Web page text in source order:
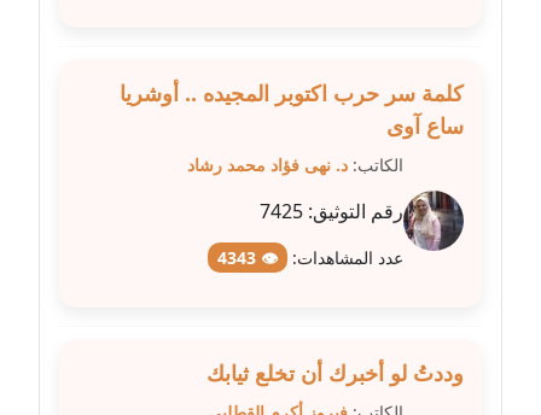
مدونة محاسن علي
مدونة محمد ابو النور
عاملة
مدونة محمد التجاني
مدونة محمد الشافعي
عاملة
كلمة سر حرب اكتوبر المجيده .. أوشريا
ساع آوى
الكاتب: د. نهى فؤاد محمد رشاد
رقم التوثيق: 7425
عدد المشاهدات: 👁 4343
وددتُ لو أخبرك أن تخلع ثيابك